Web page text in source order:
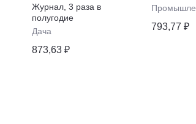
Журнал 3 раза в
полугодие
Дача
873,63 ₽
793,77 ₽